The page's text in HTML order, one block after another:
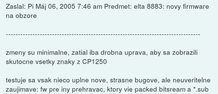
Zaslal: Pi Máj 06, 2005 7:46 am Predmet: elta 8883: novy firmware
na obzore
--------------------------------------------------------------------------------
zmeny su minimalne, zatial iba drobna uprava, aby sa zobrazili
skutocne vsetky znaky z CP1250
testuje sa vsak nieco uplne nove, strasne bugove, ale neuveritelne
zaujimave: fw pre iny prehravac, ktory vie packed bitsream a *.sub